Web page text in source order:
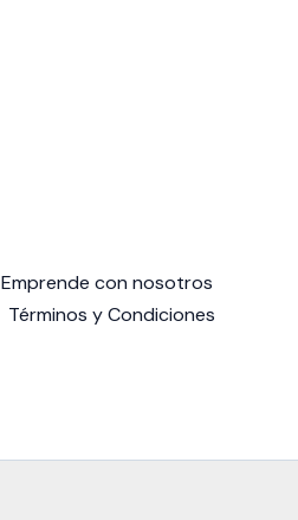
Emprende con nosotros
Términos y Condiciones